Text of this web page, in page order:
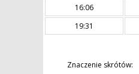
16:06
19:31
Znaczenie skrótów: